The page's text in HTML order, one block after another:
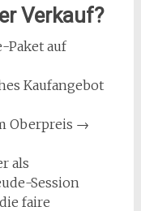
Verkauf?
Paket auf
Kaufangebot
Oberpreis →
als
Session
faire